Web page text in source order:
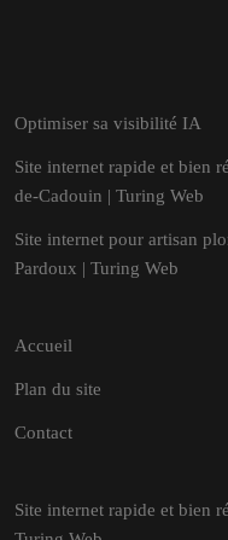
Optimiser sa visibilité IA
Site internet rapide et bien
de-Cadouin | Turing Web
Site internet pour artisan
Pardoux | Turing Web
Accueil
Plan du site
Contact
Site internet rapide et bien